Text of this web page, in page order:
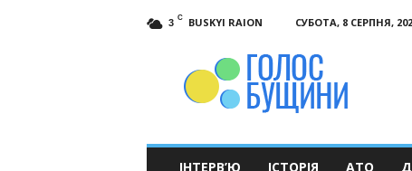
3 C BUSKYI RAION СУБОТА, 8 СЕРПНЯ,
ІНТЕРВ’Ю ІСТОРІЯ АТО